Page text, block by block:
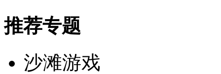
推荐专题
沙滩游戏